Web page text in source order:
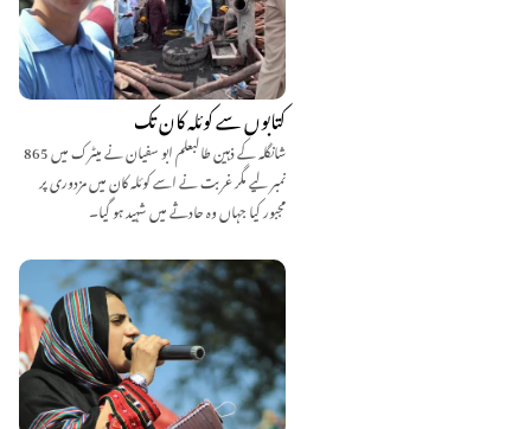
کتابوں سے کوئلہ کان تک
شانگلہ کے ذہین طالبعلم ابو سفیان نے میٹرک میں 865
نمبر لیے مگر غربت نے اسے کوئلہ کان میں مزدوری پر
مجبور کیا جہاں وہ حادثے میں شہید ہو گیا۔